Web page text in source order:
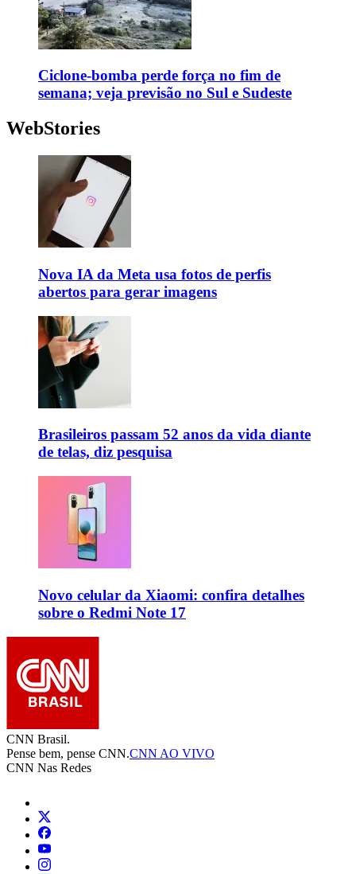
Ciclone-bomba perde força no fim de
semana; veja previsão no Sul e Sudeste
WebStories
Nova IA da Meta usa fotos de perfis
abertos para gerar imagens
Brasileiros passam 52 anos da vida diante
de telas, diz pesquisa
Novo celular da Xiaomi: confira detalhes
sobre o Redmi Note 17
CNN Brasil.
Pense bem, pense CNN.CNN AO VIVO
CNN Nas Redes